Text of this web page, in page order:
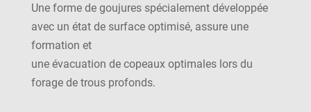
Une forme de goujures spécialement développée
avec un état de surface optimisé, assure une
formation et
une évacuation de copeaux optimales lors du
forage de trous profonds.